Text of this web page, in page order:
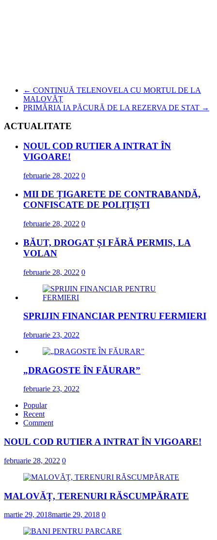
← CONTINUĂ TELENOVELA CU MORTUL DE LA
MALOVĂȚ
PRIMĂRIA IA PĂCURĂ DE LA REZERVA DE STAT →
ACTUALITATE
NOUL COD RUTIER A INTRAT ÎN
VIGOARE!
februarie 28, 2022 0
MII DE ȚIGARETE DE CONTRABANDĂ,
CONFISCATE DE POLIȚIȘTI
februarie 28, 2022 0
BĂUT, DROGAT ȘI FĂRĂ PERMIS, LA
VOLAN
februarie 28, 2022 0
SPRIJIN FINANCIAR PENTRU FERMIERI
februarie 23, 2022
„DRAGOSTE ÎN FĂURAR”
februarie 23, 2022
Popular
Recent
Comment
NOUL COD RUTIER A INTRAT ÎN VIGOARE!
februarie 28, 2022 0
MALOVĂȚ, TERENURI RĂSCUMPĂRATE
martie 29, 2018martie 29, 2018 0